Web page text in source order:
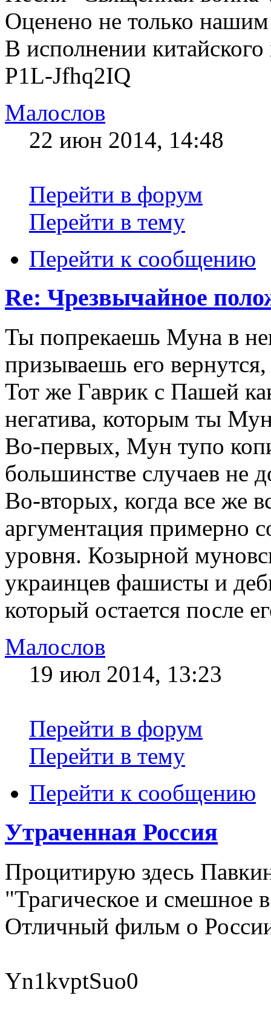
Оценено не только
В исполнении китайского
P1L-Jfhq2IQ
Малослов
22 июн 2014, 14:48
Перейти в форум
Перейти в тему
Перейти к сообщению
Re: Чрезвычайное
Ты попрекаешь Муна в
призываешь его
Тот же Гаврик с Пашей
негатива, которым ты
Во-первых, Мун тупо
большинстве случаев не
Во-вторых, когда все же
аргументация примерно
уровня. Козырной
украинцев фашисты и
который остается после
Малослов
19 июл 2014, 13:23
Перейти в форум
Перейти в тему
Перейти к сообщению
Утраченная Россия
Процитирую здесь
"Трагическое и смешное
Отличный фильм о
Yn1kvptSuo0